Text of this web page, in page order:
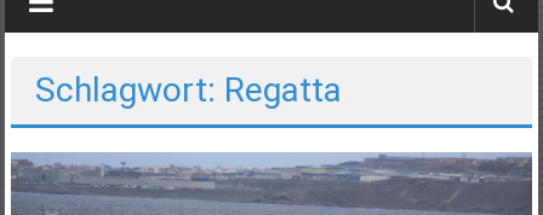
die
Kanarischen
Inseln
Schlagwort: Regatta